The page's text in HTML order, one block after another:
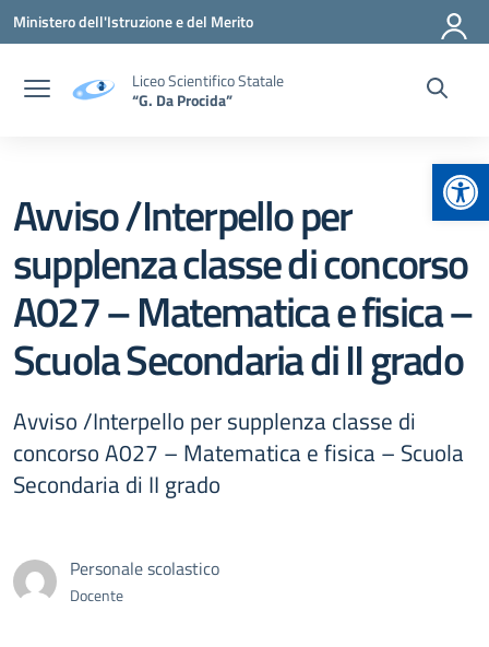
Vai ai contenuti
Vai al menu di navigazione
Vai al footer
Ministero dell'Istruzione e del Merito
Liceo Scientifico Statale
“G. Da Procida”
Avviso /Interpello per
supplenza classe di concorso
A027 – Matematica e fisica –
Scuola Secondaria di II grado
Avviso /Interpello per supplenza classe di
concorso A027 – Matematica e fisica – Scuola
Secondaria di II grado
Personale scolastico
Docente